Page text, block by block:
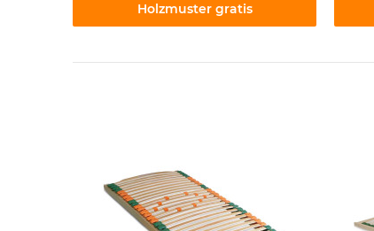
Holzmuster gratis